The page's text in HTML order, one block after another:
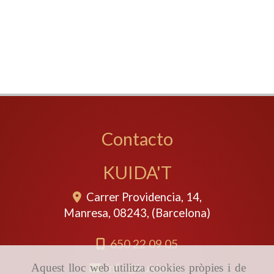
Aquest lloc web utilitza cookies pròpies i de
Contacto
KUIDA'T
Carrer Providencia, 14,
Manresa, 08243, (Barcelona)
650 22 09 05
info
kuidat.es